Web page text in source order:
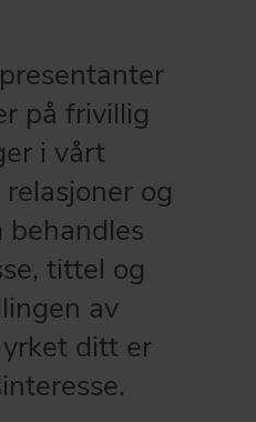
på frivillig
i vårt
og
behandles
tittel og
av
ditt er